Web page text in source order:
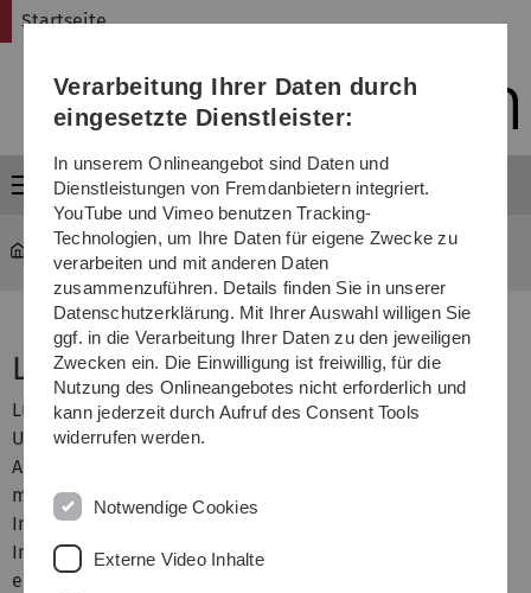
Direkt
Direkt
Direkt
(Sprache,
Drucken,
Media)
Direkt
Direkt
Startseite
Menü
Institut
Luca Hörner
Luca studierte Software Engineering an der Universität
Ulm und absolvierte ihren Master im Jahr 2023 mit
Auszeichnung. In ihrer Masterarbeit beschäftigte sie sich
mit dem Thema Business Prozess Modellierung mit IoT-
Integration und nun startet sie ihre Doktorandenzeit am
Institut für DBIS. In ihrer Freizeit treibt sie gerne Sport,
eignet sich neues Wissen an, oder bereist die Welt.
Verarbeitung Ihrer Daten durch
eingesetzte Dienstleister:
In unserem Onlineangebot sind Daten und
Dienstleistungen von Fremdanbietern integriert.
YouTube und Vimeo benutzen Tracking-
Technologien, um Ihre Daten für eigene Zwecke zu
verarbeiten und mit anderen Daten
zusammenzuführen. Details finden Sie in unserer
Datenschutzerklärung. Mit Ihrer Auswahl willigen Sie
ggf. in die Verarbeitung Ihrer Daten zu den jeweiligen
Zwecken ein. Die Einwilligung ist freiwillig, für die
Nutzung des Onlineangebotes nicht erforderlich und
kann jederzeit durch Aufruf des Consent Tools
widerrufen werden.
Notwendige Cookies
Externe Video Inhalte